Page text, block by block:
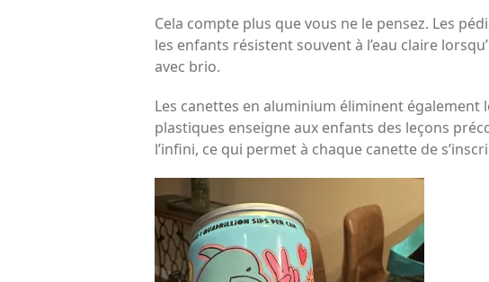
Cela compte plus que vous ne le pensez. Les
les enfants résistent souvent à l’eau claire
avec brio.
Les canettes en aluminium éliminent
plastiques enseigne aux enfants des leçons
l’infini, ce qui permet à chaque canette de